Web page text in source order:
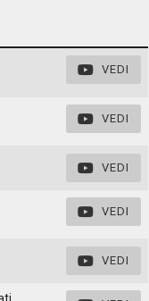
VEDI
VEDI
VEDI
VEDI
VEDI